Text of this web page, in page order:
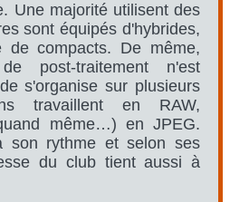
Une majorité utilisent des
sont équipés d'hybrides,
de compacts. De même,
post-traitement n'est
s'organise sur plusieurs
travaillent en RAW,
même…) en JPEG.
son rythme et selon ses
du club tient aussi à